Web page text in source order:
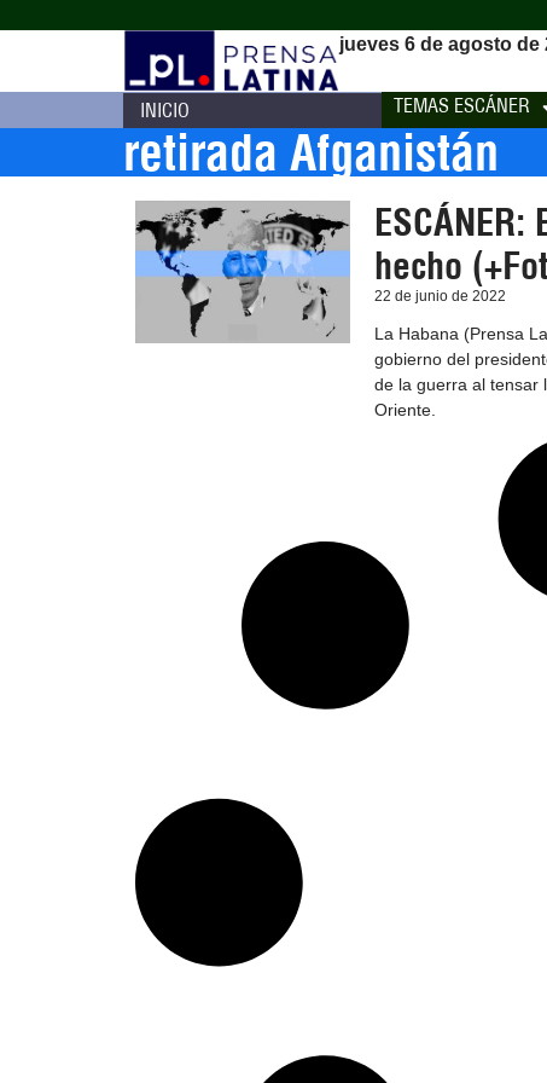
jueves 6 de agosto de
INICIO TEMAS ESCÁNER
retirada Afganistán
hecho
22 de junio de 2022
La Habana (Prensa
gobierno del
de la guerra al tensar
Oriente.